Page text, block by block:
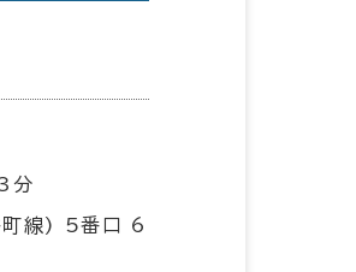
分
町線) 5番口 6